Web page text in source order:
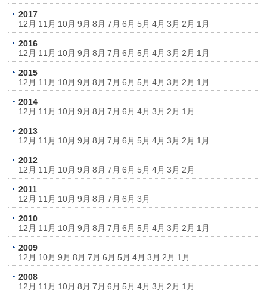
2017
12月 11月 10月 9月 8月 7月 6月 5月 4月 3月 2月 1月
2016
12月 11月 10月 9月 8月 7月 6月 5月 4月 3月 2月 1月
2015
12月 11月 10月 9月 8月 7月 6月 5月 4月 3月 2月 1月
2014
12月 11月 10月 9月 8月 7月 6月 4月 3月 2月 1月
2013
12月 11月 10月 9月 8月 7月 6月 5月 4月 3月 2月 1月
2012
12月 11月 10月 9月 8月 7月 6月 5月 4月 3月 2月
2011
12月 11月 10月 9月 8月 7月 6月 3月
2010
12月 11月 10月 9月 8月 7月 6月 5月 4月 3月 2月 1月
2009
12月 10月 9月 8月 7月 6月 5月 4月 3月 2月 1月
2008
12月 11月 10月 8月 7月 6月 5月 4月 3月 2月 1月